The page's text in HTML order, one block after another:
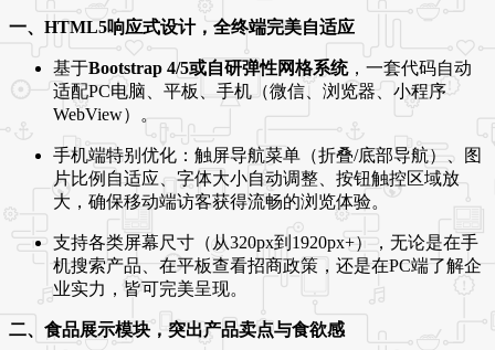
一、HTML5响应式设计，全终端完美自适应
基于Bootstrap 4/5或自研弹性网格系统，一套代码自动
适配PC电脑、平板、手机（微信、浏览器、小程序
WebView）。
手机端特别优化：触屏导航菜单（折叠/底部导航）、图
片比例自适应、字体大小自动调整、按钮触控区域放
大，确保移动端访客获得流畅的浏览体验。
支持各类屏幕尺寸（从320px到1920px+），无论是在手
机搜索产品、在平板查看招商政策，还是在PC端了解企
业实力，皆可完美呈现。
二、食品展示模块，突出产品卖点与食欲感